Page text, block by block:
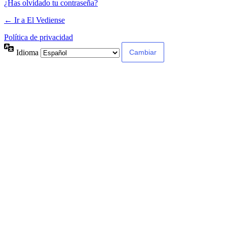
¿Has olvidado tu contraseña?
← Ir a El Vediense
Política de privacidad
Idioma